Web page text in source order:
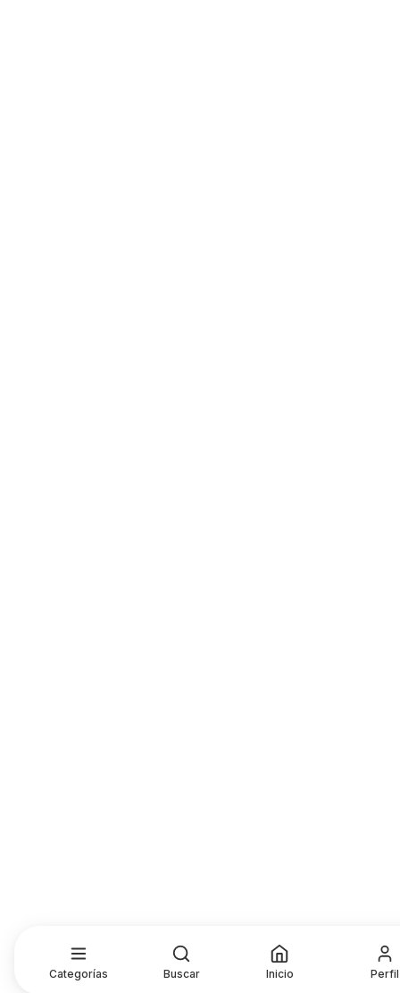
Categorías Buscar Inicio Perfil